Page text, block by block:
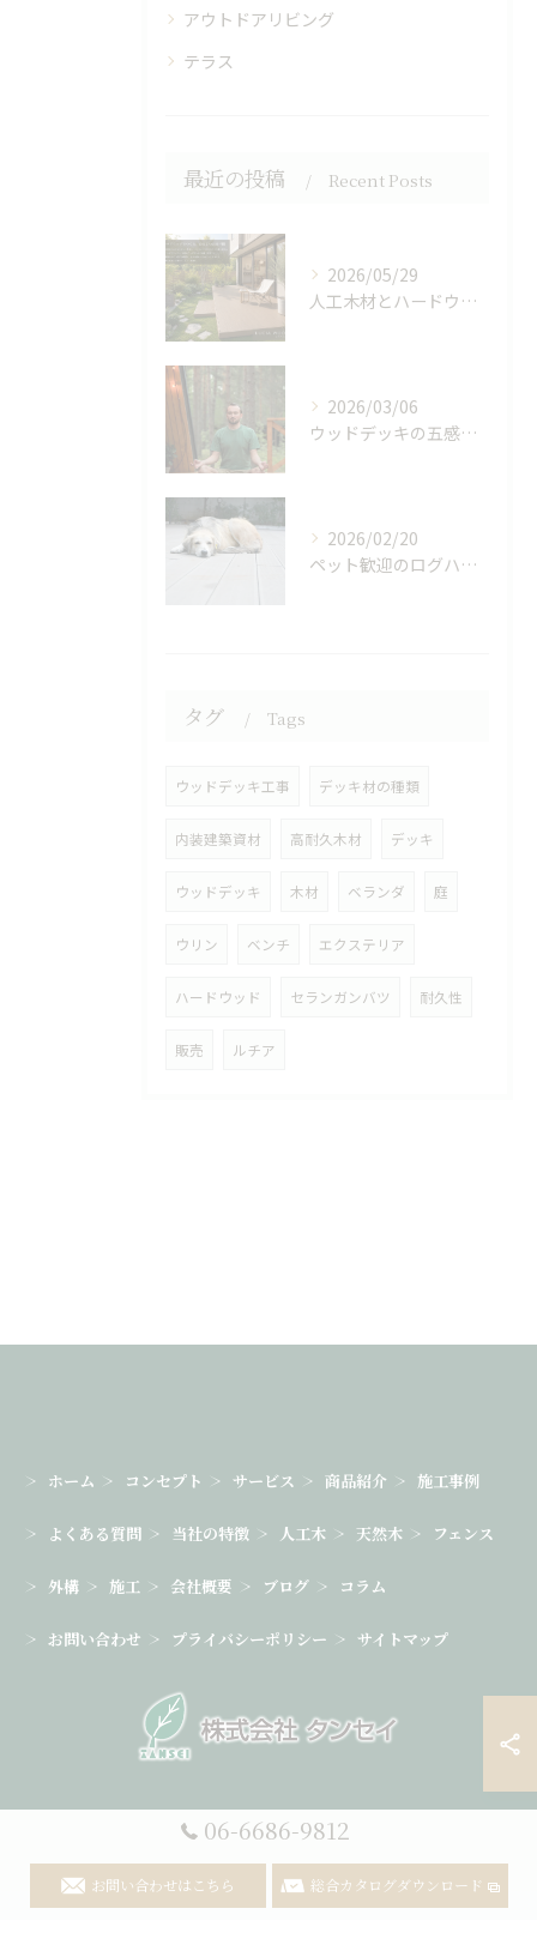
アウトドアリビング
テラス
最近の投稿 Recent Posts
2026/05/29
人工木材とハードウッドで作る快適アウトドアリビング空間
2026/03/06
ウッドデッキの五感が促す生理的リラックス
2026/02/20
ペット歓迎のログハウス貸別荘体験
タグ Tags
ウッドデッキ工事 デッキ材の種類
内装建築資材 高耐久木材 デッキ
ウッドデッキ 木材 ベランダ 庭
ウリン ベンチ エクステリア
ハードウッド セランガンバツ 耐久性
販売 ルチア
06-6686-9812
お問い合わせはこちら 総合カタログダウンロード
ホーム コンセプト サービス 商品紹介 施工事例
よくある質問 当社の特徴 人工木 天然木 フェンス
外構 施工 会社概要 ブログ コラム
お問い合わせ プライバシーポリシー サイトマップ